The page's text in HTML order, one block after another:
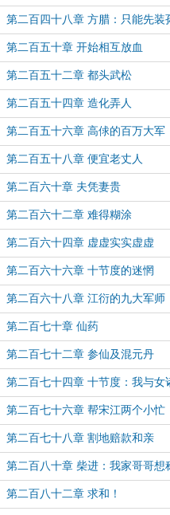
算数了
第二百四十八章 方腊：只能先装
子呗
第二百五十章 开始相互放血
第二百五十二章 都头武松
第二百五十四章 造化弄人
第二百五十六章 高俅的百万大军
第二百五十八章 便宜老丈人
第二百六十章 夫凭妻贵
第二百六十二章 难得糊涂
第二百六十四章 虚虚实实虚虚
第二百六十六章 十节度的迷惘
第二百六十八章 江衍的九大军师
第二百七十章 仙药
第二百七十二章 参仙及混元丹
第二百七十四章 十节度：我与女
葛谁贻笑大方？
第二百七十六章 帮宋江两个小忙
第二百七十八章 割地赔款和亲
第二百八十章 柴进：我家哥哥想
帝
第二百八十二章 求和！